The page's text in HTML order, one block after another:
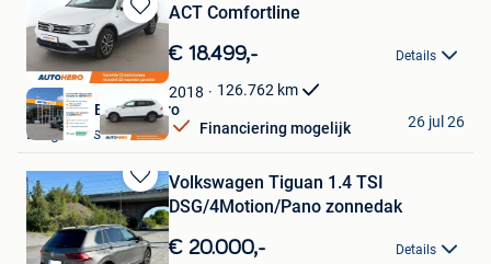
Bewaren
in
Mijn
Favorieten
ACT Comfortline
€ 18.499,- Details
2018 126.762 km
Financiering mogelijk
Autohero Belgium Pro
Drogenbos
26 jul 26
Bewaren
in
Mijn
Favorieten
Volkswagen Tiguan 1.4 TSI
DSG/4Motion/Pano zonnedak
€ 20.000,- Details